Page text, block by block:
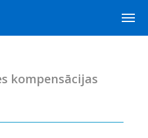
kompensācijas